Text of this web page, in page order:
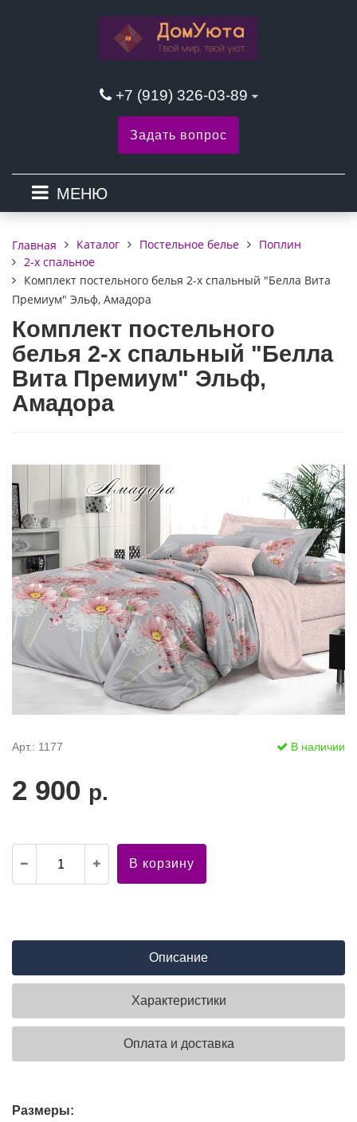
+7 (919) 326-03-89
Задать вопрос
МЕНЮ
Главная Каталог Постельное белье
Поплин
2-х спальное
Комплект постельного белья 2-х спальный "Белла Вита
Премиум" Эльф, Амадора
Комплект постельного
белья 2-х спальный "Белла
Вита Премиум" Эльф,
Амадора
Арт.: 1177 В наличии
2 900 р.
В корзину
Описание
Характеристики
Оплата и доставка
Размеры: